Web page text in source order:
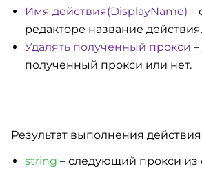
Имя действия(DisplayName) –
редакторе название действия.
Удалять полученный прокси
полученный прокси или нет.
Результат выполнения
string – следующий прокси из